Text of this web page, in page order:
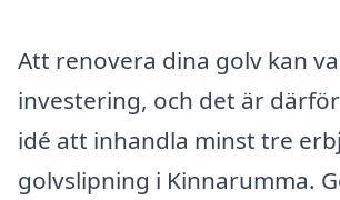
Att renovera dina golv kan
investering, och det är
idé att inhandla minst tre
golvslipning i Kinnarumma.